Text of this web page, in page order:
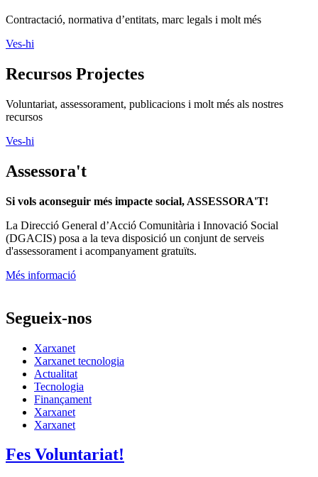
Contractació, normativa d’entitats, marc legals i molt més
Ves-hi
Recursos Projectes
Voluntariat, assessorament, publicacions i molt més als nostres
recursos
Ves-hi
Assessora't
Si vols aconseguir més impacte social, ASSESSORA'T!
La Direcció General d’Acció Comunitària i Innovació Social
(DGACIS) posa a la teva disposició un conjunt de serveis
d'assessorament i acompanyament gratuïts.
Més informació
Segueix-nos
Xarxanet
Xarxanet tecnologia
Actualitat
Tecnologia
Finançament
Xarxanet
Xarxanet
Fes Voluntariat!